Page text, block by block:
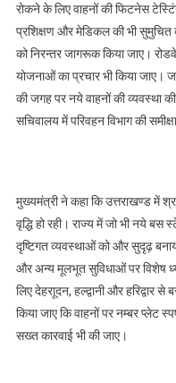
रोकने के लिए वाहनों की फिटनेस
प्रशिक्षण और मेडिकल की भी सुमुचित
को निरन्तर जागरूक किया जाए।
योजनाओं का प्रचार भी किया जाए। जन
की जगह पर नये वाहनों की व्यवस्था
सचिवालय में परिवहन विभाग की
मुख्यमंत्री ने कहा कि उत्तराखण्ड में
वृद्धि हो रही। राज्य में जो भी नये बस
दृष्टिगत व्यवस्थाओं को और सुदृढ़
और अन्य मूलभूत सुविधाओं पर विशेष
लिए देहराूदन, हल्द्वानी और हरिद्वार
किया जाए कि वाहनों पर नम्बर प्लेट
सख्त कारवाई भी की जाए।